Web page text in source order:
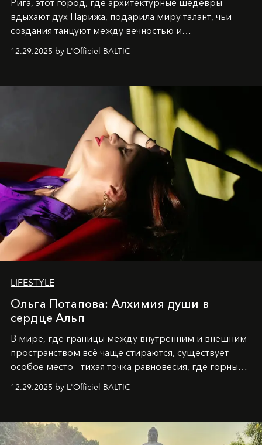
Рига, этот город, где архитектурные шедевры
вдыхают дух Парижа, подарила миру талант, чьи
создания танцуют между вечностью и
современностью.
12.29.2025 by L'Officiel BALTIC
LIFESTYLE
Ольга Потапова: Алхимия души в
сердце Альп
В мире, где границы между внутренним и внешним
пространством всё чаще стираются, существует
особое место - тихая точка равновесия, где горные
вершины Швейцарии встречаются с бездонными
глубинами человеческой души. Здесь, на стыке
Ольга Потапова - женщина, чей путь от поиска
истины превратился в искусство превращения
12.29.2025 by L'Officiel BALTIC